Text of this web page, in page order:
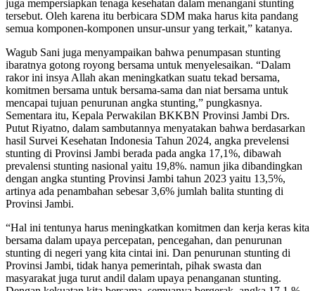
juga mempersiapkan tenaga kesehatan dalam menangani stunting
tersebut. Oleh karena itu berbicara SDM maka harus kita pandang
semua komponen-komponen unsur-unsur yang terkait,” katanya.
Wagub Sani juga menyampaikan bahwa penumpasan stunting
ibaratnya gotong royong bersama untuk menyelesaikan. “Dalam
rakor ini insya Allah akan meningkatkan suatu tekad bersama,
komitmen bersama untuk bersama-sama dan niat bersama untuk
mencapai tujuan penurunan angka stunting,” pungkasnya.
Sementara itu, Kepala Perwakilan BKKBN Provinsi Jambi Drs.
Putut Riyatno, dalam sambutannya menyatakan bahwa berdasarkan
hasil Survei Kesehatan Indonesia Tahun 2024, angka prevelensi
stunting di Provinsi Jambi berada pada angka 17,1%, dibawah
prevalensi stunting nasional yaitu 19,8%. namun jika dibandingkan
dengan angka stunting Provinsi Jambi tahun 2023 yaitu 13,5%,
artinya ada penambahan sebesar 3,6% jumlah balita stunting di
Provinsi Jambi.
“Hal ini tentunya harus meningkatkan komitmen dan kerja keras kita
bersama dalam upaya percepatan, pencegahan, dan penurunan
stunting di negeri yang kita cintai ini. Dan penurunan stunting di
Provinsi Jambi, tidak hanya pemerintah, pihak swasta dan
masyarakat juga turut andil dalam upaya penanganan stunting.